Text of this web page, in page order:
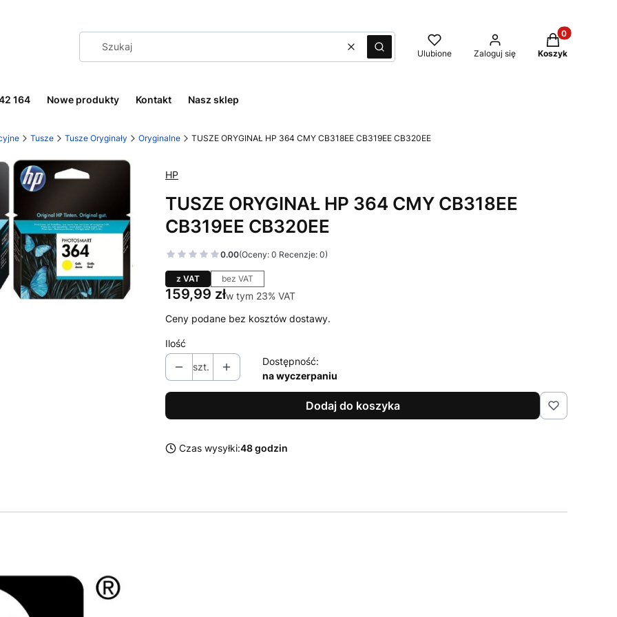
WyczyśćSzukaj Ulubione Zaloguj się
Produkty w
Koszyk
164 Nowe produkty Kontakt Nasz sklep
Tusze Tusze Oryginały Oryginalne TUSZE ORYGINAŁ HP 364 CMY CB318EE CB319EE CB320EE
HP
TUSZE ORYGINAŁ HP 364 CMY CB318EE
CB319EE CB320EE
0.00(Oceny: 0 Recenzje: 0)
z VAT bez VAT
Cena
159,99 złw tym 23% VAT
w tym 23% VAT
Ceny podane bez kosztów dostawy.
Ilość
szt.
Dostępność:
na wyczerpaniu
Dodaj do koszyka
Czas wysyłki:48 godzin